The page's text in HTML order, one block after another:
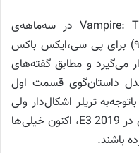
2 Vampire: The Masquerade – Bloodlines در سه‌ماهه‌ی
آغازین سال ۲۰۲۰ میلادی (زمستان ۹۸) برای پی سی،ایکس باکس
دسترس قرار می‌گیرد و مطابق گفته‌های
داستان‌گوی قسمت اول
تریلر اشکال‌دار ولی
رضایت‌بخش و تازه از راه رسیده‌ی بازی در E3 2019، اکنون خیلی‌ها
باشند.